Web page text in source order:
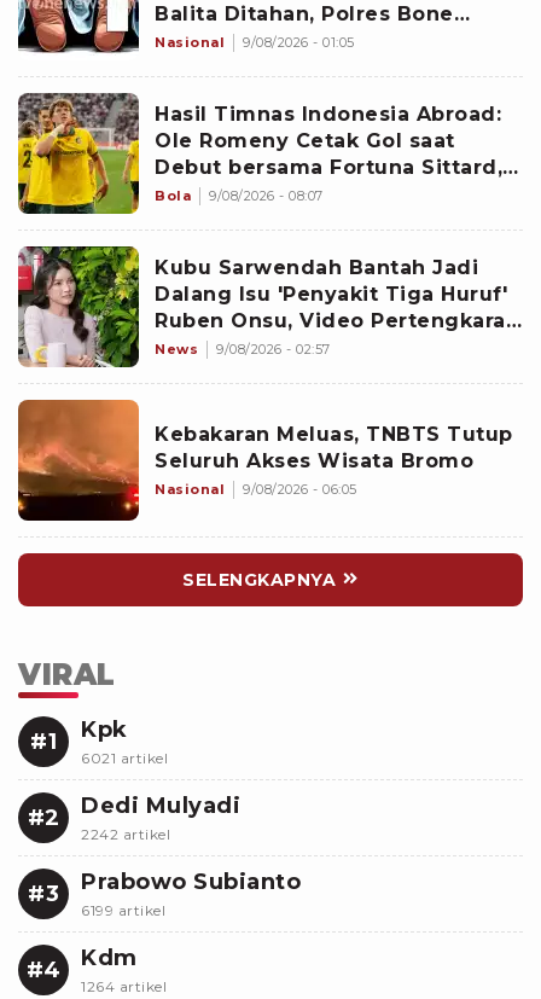
Balita Ditahan, Polres Bone
Dalami Dugaan Rem Blong
Nasional 9/08/2026 - 01:05
Hasil Timnas Indonesia Abroad:
Ole Romeny Cetak Gol saat
Debut bersama Fortuna Sittard,
Justin Hubner Main Penuh
Bola 9/08/2026 - 08:07
Kubu Sarwendah Bantah Jadi
Dalang Isu 'Penyakit Tiga Huruf'
Ruben Onsu, Video Pertengkaran
Ikut Disorot
News 9/08/2026 - 02:57
Kebakaran Meluas, TNBTS Tutup
Seluruh Akses Wisata Bromo
Nasional 9/08/2026 - 06:05
SELENGKAPNYA
VIRAL
#1 Kpk
6021 artikel
#2 Dedi Mulyadi
2242 artikel
#3 Prabowo Subianto
6199 artikel
#4 Kdm
1264 artikel